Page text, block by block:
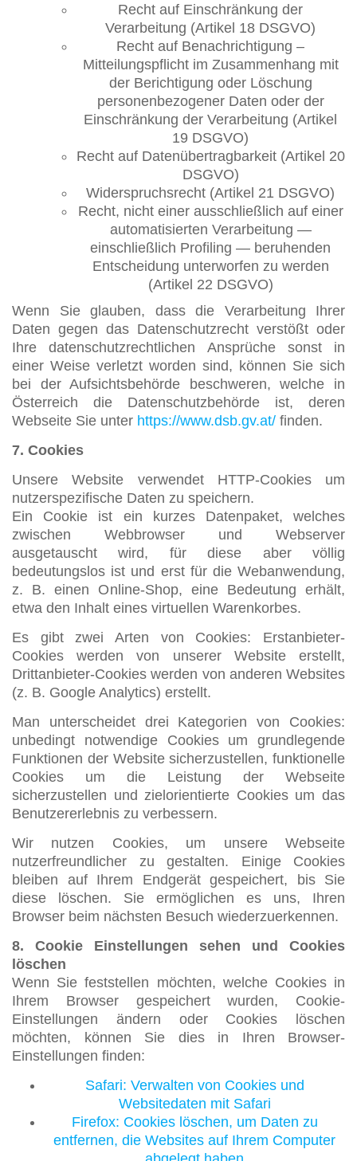
Recht auf Einschränkung der
Verarbeitung (Artikel 18 DSGVO)
Recht auf Benachrichtigung –
Mitteilungspflicht im Zusammenhang mit
der Berichtigung oder Löschung
personenbezogener Daten oder der
Einschränkung der Verarbeitung (Artikel
19 DSGVO)
Recht auf Datenübertragbarkeit (Artikel 20
DSGVO)
Widerspruchsrecht (Artikel 21 DSGVO)
Recht, nicht einer ausschließlich auf einer
automatisierten Verarbeitung —
einschließlich Profiling — beruhenden
Entscheidung unterworfen zu werden
(Artikel 22 DSGVO)
Wenn Sie glauben, dass die Verarbeitung Ihrer
Daten gegen das Datenschutzrecht verstößt oder
Ihre datenschutzrechtlichen Ansprüche sonst in
einer Weise verletzt worden sind, können Sie sich
bei der Aufsichtsbehörde beschweren, welche in
Österreich die Datenschutzbehörde ist, deren
Webseite Sie unter https://www.dsb.gv.at/ finden.
7. Cookies
Unsere Website verwendet HTTP-Cookies um
nutzerspezifische Daten zu speichern.
Ein Cookie ist ein kurzes Datenpaket, welches
zwischen Webbrowser und Webserver
ausgetauscht wird, für diese aber völlig
bedeutungslos ist und erst für die Webanwendung,
z. B. einen Online-Shop, eine Bedeutung erhält,
etwa den Inhalt eines virtuellen Warenkorbes.
Es gibt zwei Arten von Cookies: Erstanbieter-
Cookies werden von unserer Website erstellt,
Drittanbieter-Cookies werden von anderen Websites
(z. B. Google Analytics) erstellt.
Man unterscheidet drei Kategorien von Cookies:
unbedingt notwendige Cookies um grundlegende
Funktionen der Website sicherzustellen, funktionelle
Cookies um die Leistung der Webseite
sicherzustellen und zielorientierte Cookies um das
Benutzererlebnis zu verbessern.
Wir nutzen Cookies, um unsere Webseite
nutzerfreundlicher zu gestalten. Einige Cookies
bleiben auf Ihrem Endgerät gespeichert, bis Sie
diese löschen. Sie ermöglichen es uns, Ihren
Browser beim nächsten Besuch wiederzuerkennen.
8. Cookie Einstellungen sehen und Cookies
löschen
Wenn Sie feststellen möchten, welche Cookies in
Ihrem Browser gespeichert wurden, Cookie-
Einstellungen ändern oder Cookies löschen
möchten, können Sie dies in Ihren Browser-
Einstellungen finden:
Safari: Verwalten von Cookies und
Websitedaten mit Safari
Firefox: Cookies löschen, um Daten zu
entfernen, die Websites auf Ihrem Computer